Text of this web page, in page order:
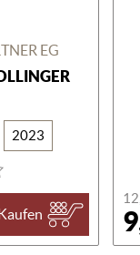
EG
2023